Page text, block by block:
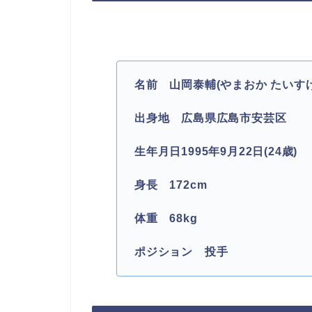
名前 山岡泰輔(やまおか たいす
出身地 広島県広島市安芸区
生年月日1995年9月22日(24歳)
身長 172cm
体重 68kg
ポジション 投手